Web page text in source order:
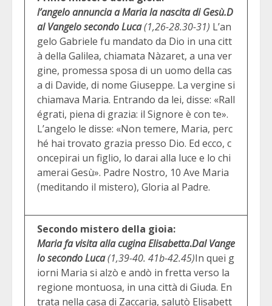
l’angelo annuncia a Maria la nascita di Gesù.D
al Vangelo secondo Luca(1,26-28.30-31) L’an
gelo Gabriele fu mandato da Dio in una citt
à della Galilea, chiamata Nàzaret, a una ver
gine, promessa sposa di un uomo della cas
a di Davide, di nome Giuseppe. La vergine si
chiamava Maria. Entrando da lei, disse: «Rall
égrati, piena di grazia: il Signore è con te».
L’angelo le disse: «Non temere, Maria, perc
hé hai trovato grazia presso Dio. Ed ecco, c
oncepirai un figlio, lo darai alla luce e lo chi
amerai Gesù». Padre Nostro, 10 Ave Maria
(meditando il mistero), Gloria al Padre.
Secondo mistero della gioia:
Maria fa visita alla cugina Elisabetta.Dal Vange
lo secondo Luca(1,39-40. 41b-42.45)In quei g
iorni Maria si alzò e andò in fretta verso la
regione montuosa, in una città di Giuda. En
trata nella casa di Zaccaria, salutò Elisabett